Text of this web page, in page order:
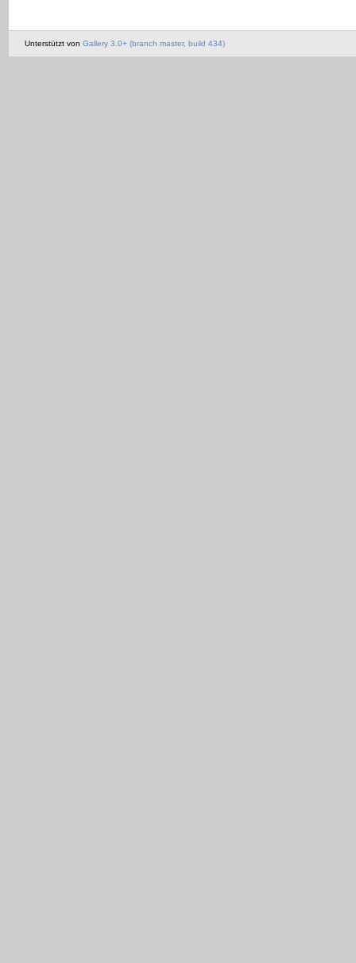
Unterstützt von Gallery 3.0+ (branch master, build 434)